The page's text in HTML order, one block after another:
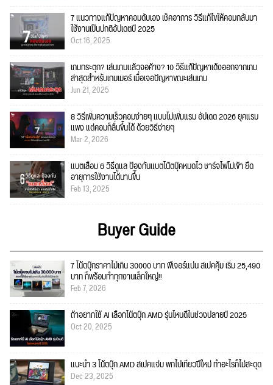
7 แนวทางแก้ปัญหาคอมดับเอง เช็คอาการ วิธีแก้ไขให้คอมกลับมา
ใช้งานเป็นปกติอัปเดตปี 2025
Oct 16, 2025
เกมกระตุก? เล่นเกมแล้วจอค้าง? 10 วิธีแก้ปัญหาเด้งออกจากเกม
ล่าสุดสำหรับเกมเมอร์ เมื่อเจอปัญหาขณะเล่นเกม
Jun 21, 2025
8 วิธีเพิ่มความเร็วคอมง่ายๆ แบบไม่เพิ่มแรม อัปเดต 2026 ยุคแรม
แพง แต่คอมก็ลื่นขึ้นได้ ด้วยวิธีง่ายๆ
Mar 2, 2026
แบตเสื่อม 6 วิธีดูแล ป้องกันแบตโน๊ตบุ๊คหมดไว ชาร์จไฟไม่เข้า ยืด
อายุการใช้งานได้นานขึ้น
Feb 13, 2025
Buyer Guide
7 โน้ตบุ๊กราคาไม่เกิน 30000 บาท ฟีเจอร์แน่น สเปคคุ้ม เริ่ม 25,490
บาท ก็พร้อมทำทุกงานเล็กใหญ่!!
Feb 7, 2026
ถ้าอยากใช้ AI เลือกโน้ตบุ๊ก AMD รุ่นไหนดีในช่วงปลายปี 2025
Oct 20, 2025
แนะนำ 3 โน้ตบุ๊ก AMD สเปคแจ่ม พกไปเที่ยวปีใหม่ ทำอะไรก็ไม่สะดุด
Dec 23, 2025